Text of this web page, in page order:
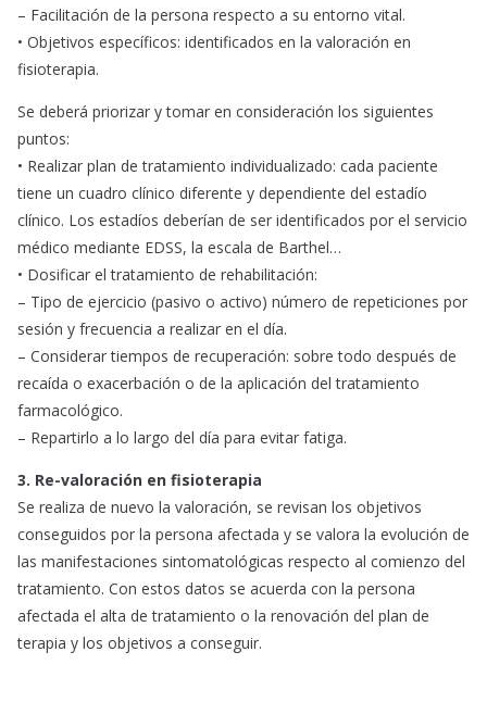
– Facilitación de la persona respecto a su entorno vital.
• Objetivos específicos: identificados en la valoración en
fisioterapia.
Se deberá priorizar y tomar en consideración los siguientes
puntos:
• Realizar plan de tratamiento individualizado: cada paciente
tiene un cuadro clínico diferente y dependiente del estadío
clínico. Los estadíos deberían de ser identificados por el servicio
médico mediante EDSS, la escala de Barthel…
• Dosificar el tratamiento de rehabilitación:
– Tipo de ejercicio (pasivo o activo) número de repeticiones por
sesión y frecuencia a realizar en el día.
– Considerar tiempos de recuperación: sobre todo después de
recaída o exacerbación o de la aplicación del tratamiento
farmacológico.
– Repartirlo a lo largo del día para evitar fatiga.
3. Re-valoración en fisioterapia
Se realiza de nuevo la valoración, se revisan los objetivos
conseguidos por la persona afectada y se valora la evolución de
las manifestaciones sintomatológicas respecto al comienzo del
tratamiento. Con estos datos se acuerda con la persona
afectada el alta de tratamiento o la renovación del plan de
terapia y los objetivos a conseguir.